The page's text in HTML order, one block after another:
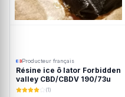
Producteur français
Résine ice ô lator Forbidden
valley CBD/CBDV 190/73u
(1)